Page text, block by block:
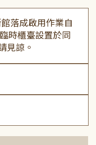
館落成啟用作業自
時櫃臺設置於同
見諒。